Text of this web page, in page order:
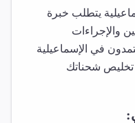
يتطلب خبرة
والإجراءات
في الإسماعيلية
شحناتك